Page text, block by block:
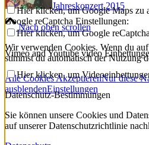
Hier klicken, um Google Maps zu
Google reCaptcha Einstellungen:
Hier klicken, um Google
Vimeo and Youtube video
Hier klicken, um
Datenschutz-Bestimmungen
Sie können unsere Cookies und
auf unserer Datenschutzrichtlinie
Jahreskonzert 2015
Nach oben scrollen
Wir verwenden Cookies. Wenn du
stimmst du automatisch der Nutzung
Alle Cookies AkzeptierenNur diese
ausblendenEinstellungen